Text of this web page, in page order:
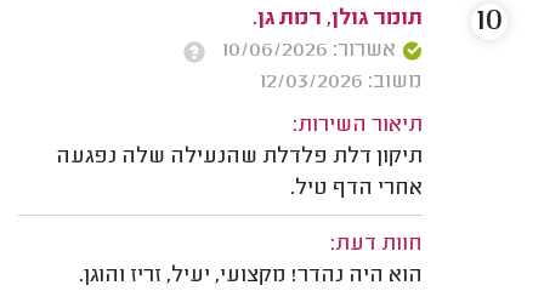
תומר גולן, רמת גן.
אשרור: 10/06/2026
משוב: 12/03/2026
תיאור השירות:
תיקון דלת פלדלת שהנעילה שלה נפגעה
אחרי הדף טיל.
חוות דעת:
הוא היה נהדר! מקצועי, יעיל, זריז והוגן.
10